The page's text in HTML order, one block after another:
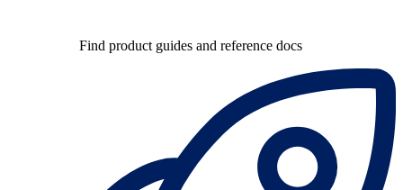
Find product guides and reference docs